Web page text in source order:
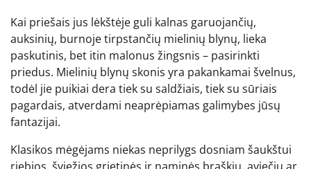
Kai priešais jus lėkštėje guli kalnas garuojančių,
auksinių, burnoje tirpstančių mielinių blynų, lieka
paskutinis, bet itin malonus žingsnis – pasirinkti
priedus. Mielinių blynų skonis yra pakankamai švelnus,
todėl jie puikiai dera tiek su saldžiais, tiek su sūriais
pagardais, atverdami neaprėpiamas galimybes jūsų
fantazijai.
Klasikos mėgėjams niekas neprilygs dosniam šaukštui